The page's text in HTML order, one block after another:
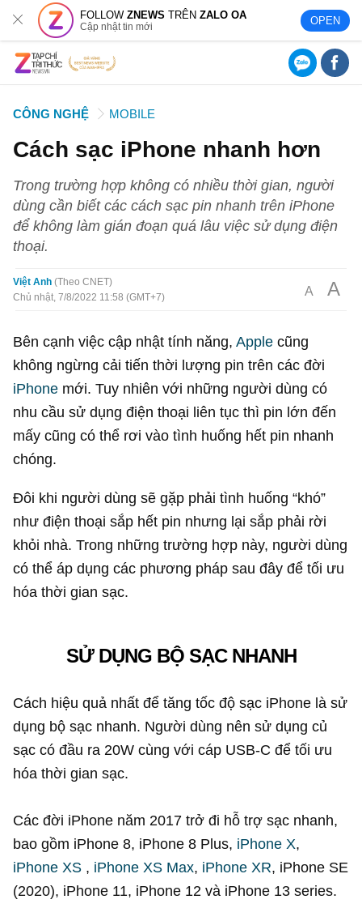
FOLLOWZNEWS TRÊNZALO OA
Cập nhật tin mới OPEN
CÔNG NGHỆ MOBILE
Cách sạc iPhone nhanh hơn
Trong trường hợp không có nhiều thời gian, người
dùng cần biết các cách sạc pin nhanh trên iPhone
để không làm gián đoạn quá lâu việc sử dụng điện
thoại.
Việt Anh Theo CNET
Chủ nhật, 7/8/2022 11:58 (GMT+7)
A A
Bên cạnh việc cập nhật tính năng,Apple cũng
không ngừng cải tiến thời lượng pin trên các đời
iPhone mới. Tuy nhiên với những người dùng có
nhu cầu sử dụng điện thoại liên tục thì pin lớn đến
mấy cũng có thể rơi vào tình huống hết pin nhanh
chóng.
Đôi khi người dùng sẽ gặp phải tình huống “khó”
như điện thoại sắp hết pin nhưng lại sắp phải rời
khỏi nhà. Trong những trường hợp này, người dùng
có thể áp dụng các phương pháp sau đây để tối ưu
hóa thời gian sạc.
SỬ DỤNG BỘ SẠC NHANH
Cách hiệu quả nhất để tăng tốc độ sạc iPhone là sử
dụng bộ sạc nhanh. Người dùng nên sử dụng củ
sạc có đầu ra 20W cùng với cáp USB-C để tối ưu
hóa thời gian sạc.
Các đời iPhone năm 2017 trở đi hỗ trợ sạc nhanh,
bao gồm iPhone 8, iPhone 8 Plus, iPhone X,
iPhone XS , iPhone XS Max, iPhone XR, iPhone SE
(2020), iPhone 11, iPhone 12 và iPhone 13 series.